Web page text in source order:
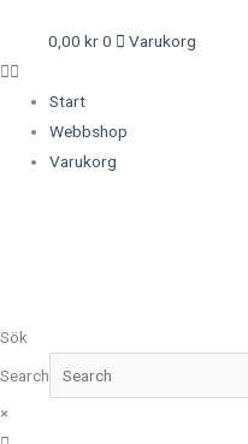
0,00 kr0 Varukorg
Start
Webbshop
Varukorg
Sök
Search
×